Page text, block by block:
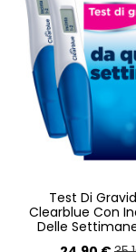
Test Di
Clearblue Con
Delle